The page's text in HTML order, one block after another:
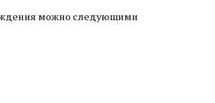
можно следующими